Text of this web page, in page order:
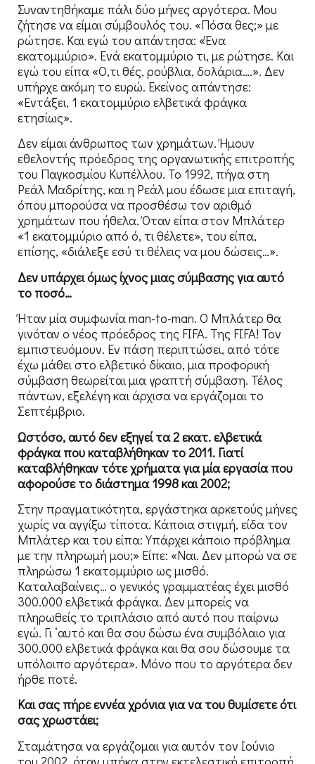
Συναντηθήκαμε πάλι δύο μήνες αργότερα. Μου
ζήτησε να είμαι σύμβουλός του. «Πόσα θες;» με
ρώτησε. Και εγώ του απάντησα: «Ένα
εκατομμύριο». Ενά εκατομμύριο τι, με ρώτησε. Και
εγώ του είπα «Ο,τι θές, ρούβλια, δολάρια….». Δεν
υπήρχε ακόμη το ευρώ. Εκείνος απάντησε:
«Εντάξει, 1 εκατομμύριο ελβετικά φράγκα
ετησίως».
Δεν είμαι άνθρωπος των χρημάτων. Ήμουν
εθελοντής πρόεδρος της οργανωτικής επιτροπής
του Παγκοσμίου Κυπέλλου. Το 1992, πήγα στη
Ρεάλ Μαδρίτης, και η Ρεάλ μου έδωσε μια επιταγή,
όπου μπορούσα να προσθέσω τον αριθμό
χρημάτων που ήθελα. Όταν είπα στον Μπλάτερ
«1 εκατομμύριο από ό, τι θέλετε», του είπα,
επίσης, «διάλεξε εσύ τι θέλεις να μου δώσεις…».
Δεν υπάρχει όμως ίχνος μιας σύμβασης για αυτό
το ποσό…
Ήταν μία συμφωνία man-to-man. Ο Μπλάτερ θα
γινόταν ο νέος πρόεδρος της FIFA. Της FIFA! Τον
εμπιστευόμουν. Εν πάση περιπτώσει, από τότε
έχω μάθει στο ελβετικό δίκαιο, μια προφορική
σύμβαση θεωρείται μια γραπτή σύμβαση. Τέλος
πάντων, εξελέγη και άρχισα να εργάζομαι το
Σεπτέμβριο.
Ωστόσο, αυτό δεν εξηγεί τα 2 εκατ. ελβετικά
φράγκα που καταβλήθηκαν το 2011. Γιατί
καταβλήθηκαν τότε χρήματα για μία εργασία που
αφορούσε το διάστημα 1998 και 2002;
Στην πραγματικότητα, εργάστηκα αρκετούς μήνες
χωρίς να αγγίξω τίποτα. Κάποια στιγμή, είδα τον
Μπλάτερ και του είπα: Υπάρχει κάποιο πρόβλημα
με την πληρωμή μου;» Είπε: «Ναι. Δεν μπορώ να σε
πληρώσω 1 εκατομμύριο ως μισθό.
Καταλαβαίνεις… ο γενικός γραμματέας έχει μισθό
300.000 ελβετικά φράγκα. Δεν μπορείς να
πληρωθείς το τριπλάσιο από αυτό που παίρνω
εγώ. Γι ‘αυτό και θα σου δώσω ένα συμβόλαιο για
300.000 ελβετικά φράγκα και θα σου δώσουμε τα
υπόλοιπο αργότερα». Μόνο που το αργότερα δεν
ήρθε ποτέ.
Και σας πήρε εννέα χρόνια για να του θυμίσετε ότι
σας χρωστάει;
Σταμάτησα να εργάζομαι για αυτόν τον Ιούνιο